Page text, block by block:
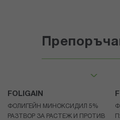
FOLIGAIN
ФОЛИГЕЙН МИНОКСИДИЛ 5%
РАЗТВОР ЗА РАСТЕЖ И ПРОТИВ